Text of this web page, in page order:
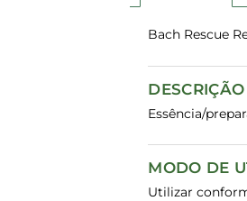
Bach Rescue
DESCRIÇÃO
Essência/
MODO DE
Utilizar